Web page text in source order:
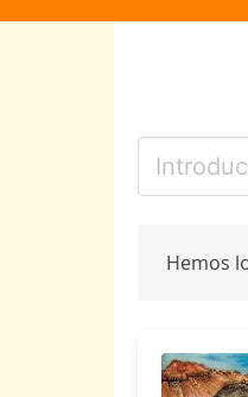
Hemos